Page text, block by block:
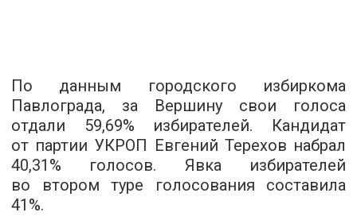
По данным городского избиркома
Павлограда, за Вершину свои голоса
отдали 59,69% избирателей. Кандидат
от партии УКРОП Евгений Терехов набрал
40,31% голосов. Явка избирателей
во втором туре голосования составила
41%.